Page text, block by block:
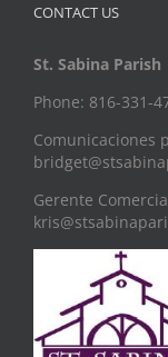
CONTACT US
St. Sabina Parish
Phone: 816-331-
Comunicaciones
Gerente